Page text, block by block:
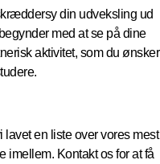
din udveksling ud
med at se på dine
aktivitet, som du ønsker
en liste over vores mest
Kontakt os for at få